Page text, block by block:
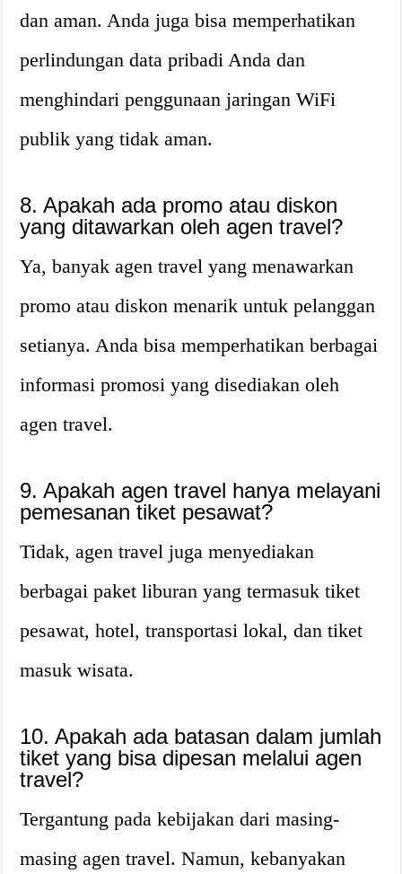
dan aman. Anda juga bisa memperhatikan
perlindungan data pribadi Anda dan
menghindari penggunaan jaringan WiFi
publik yang tidak aman.
8. Apakah ada promo atau diskon
yang ditawarkan oleh agen travel?
Ya, banyak agen travel yang menawarkan
promo atau diskon menarik untuk pelanggan
setianya. Anda bisa memperhatikan berbagai
informasi promosi yang disediakan oleh
agen travel.
9. Apakah agen travel hanya melayani
pemesanan tiket pesawat?
Tidak, agen travel juga menyediakan
berbagai paket liburan yang termasuk tiket
pesawat, hotel, transportasi lokal, dan tiket
masuk wisata.
10. Apakah ada batasan dalam jumlah
tiket yang bisa dipesan melalui agen
travel?
Tergantung pada kebijakan dari masing-
masing agen travel. Namun, kebanyakan